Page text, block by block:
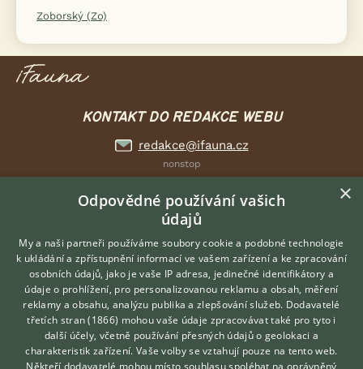
Zoborský (Zo)
KONTAKT DO REDAKCE WEBU
redakce@ifauna.cz
nonstop
DOMOVSKÁ STRÁNKA
INZERCE
DISKUSE
ČLÁNKY
CHOVATELSKÉ STANICE
ATLAS
Hledáte zvířecího kamaráda?
Zdarma vám poradí
VETERINÁŘ ONLINE
×
Odpovědné používání vašich
údajů
My a naši partneři používáme soubory cookie a podobné technologie
k ukládání a zpřístupnění informací ve vašem zařízení a ke zpracování
osobních údajů, jako je vaše IP adresa, jedinečné identifikátory a
údaje o prohlížení, pro personalizovanou reklamu a obsah, měření
reklamy a obsahu, analýzu publika a zlepšování služeb. Dodavatelé
třetích stran (1866) mohou vaše údaje zpracovávat také pro tyto i
další účely, včetně používání přesných údajů o geolokaci a
charakteristik zařízení. Vaše volby se vztahují pouze na tento web.
Někteří dodavatelé mohou místo souhlasu spoléhat na oprávněný